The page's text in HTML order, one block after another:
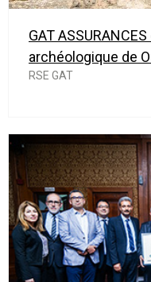
GAT
archéologique de
RSE GAT